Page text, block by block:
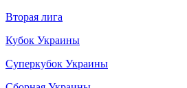
Вторая лига
Кубок Украины
Суперкубок Украины